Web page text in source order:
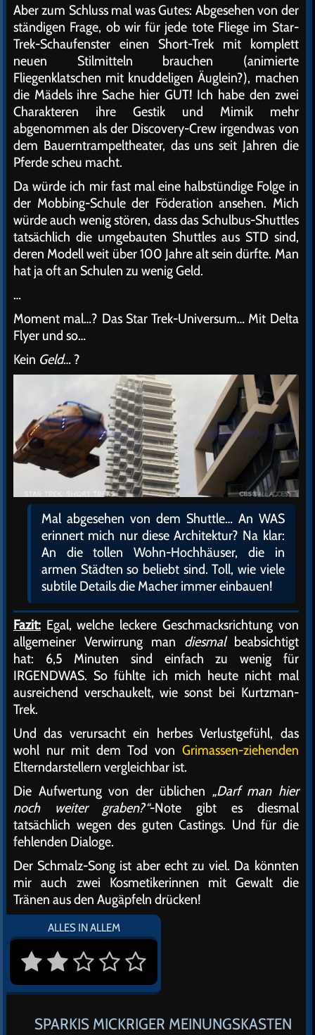
Aber zum Schluss mal was Gutes: Abgesehen von der
ständigen Frage, ob wir für jede tote Fliege im Star-
Trek-Schaufenster einen Short-Trek mit komplett
neuen Stilmitteln brauchen (animierte
Fliegenklatschen mit knuddeligen Äuglein?), machen
die Mädels ihre Sache hier GUT! Ich habe den zwei
Charakteren ihre Gestik und Mimik mehr
abgenommen als der Discovery-Crew irgendwas von
dem Bauerntrampeltheater, das uns seit Jahren die
Pferde scheu macht.
Da würde ich mir fast mal eine halbstündige Folge in
der Mobbing-Schule der Föderation ansehen. Mich
würde auch wenig stören, dass das Schulbus-Shuttles
tatsächlich die umgebauten Shuttles aus STD sind,
deren Modell weit über 100 Jahre alt sein dürfte. Man
hat ja oft an Schulen zu wenig Geld.
…
Moment mal…? Das Star Trek-Universum… Mit Delta
Flyer und so…
Kein Geld… ?
Mal abgesehen von dem Shuttle… An WAS
erinnert mich nur diese Architektur? Na klar:
An die tollen Wohn-Hochhäuser, die in
armen Städten so beliebt sind. Toll, wie viele
subtile Details die Macher immer einbauen!
Fazit: Egal, welche leckere Geschmacksrichtung von
allgemeiner Verwirrung man diesmalbeabsichtigt
hat: 6,5 Minuten sind einfach zu wenig für
IRGENDWAS. So fühlte ich mich heute nicht mal
ausreichend verschaukelt, wie sonst bei Kurtzman-
Trek.
Und das verursacht ein herbes Verlustgefühl, das
wohl nur mit dem Tod von Grimassen-ziehenden
Elterndarstellern vergleichbar ist.
Die Aufwertung von der üblichen „Darf man hier
noch weiter graben?“-Note gibt es diesmal
tatsächlich wegen des guten Castings. Und für die
fehlenden Dialoge.
Der Schmalz-Song ist aber echt zu viel. Da könnten
mir auch zwei Kosmetikerinnen mit Gewalt die
Tränen aus den Augäpfeln drücken!
ALLES IN ALLEM
SPARKIS MICKRIGER MEINUNGSKASTEN